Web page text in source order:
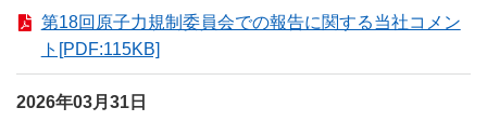
第18回原子力規制委員会での報告に関する当社コメン
ト[PDF:115KB]
2026年03月31日